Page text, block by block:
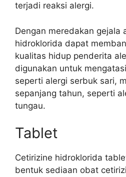
terjadi reaksi alergi.
Dengan meredakan gejala
hidroklorida dapat
kualitas hidup penderita
digunakan untuk
seperti alergi serbuk sari,
sepanjang tahun, seperti
tungau.
Tablet
Cetirizine hidroklorida
bentuk sediaan obat